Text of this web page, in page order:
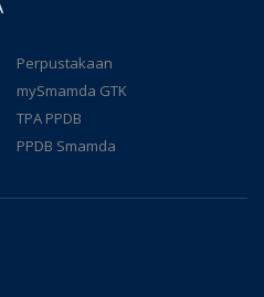
Perpustakaan
mySmamda GTK
TPA PPDB
PPDB Smamda